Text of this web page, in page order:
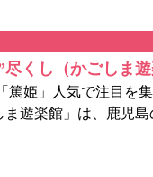
尽くし（かごしま
姫」人気で注目を
ま遊楽館」は、鹿児